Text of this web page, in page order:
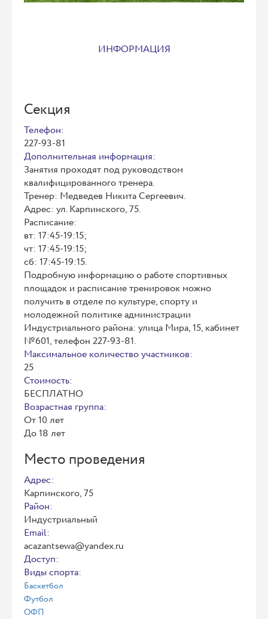
ИНФОРМАЦИЯ
Секция
Телефон:
227-93-81
Дополнительная информация:
Занятия проходят под руководством
квалифицированного тренера.
Тренер: Медведев Никита Сергеевич.
Адрес: ул. Карпинского, 75.
Расписание:
вт: 17:45-19:15;
чт: 17:45-19:15;
сб: 17:45-19:15.
Подробную информацию о работе спортивных
площадок и расписание тренировок можно
получить в отделе по культуре, спорту и
молодежной политике администрации
Индустриального района: улица Мира, 15, кабинет
№601, телефон 227-93-81.
Максимальное количество участников:
25
Стоимость:
БЕСПЛАТНО
Возрастная группа:
От 10 лет
До 18 лет
Место проведения
Адрес:
Карпинского, 75
Район:
Индустриальный
Email:
acazantsewa@yandex.ru
Доступ:
Виды спорта:
Баскетбол
Футбол
ОФП